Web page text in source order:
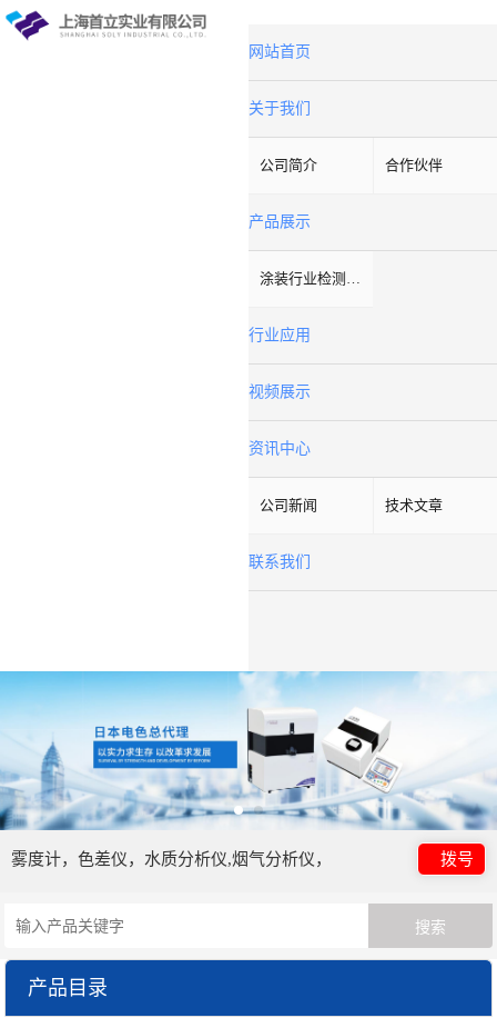
网站首页
关于我们
公司简介 合作伙伴
产品展示
涂装行业检测设备
行业应用
视频展示
资讯中心
公司新闻 技术文章
联系我们
雾度计，色差仪，水质分析仪,烟气分析仪， 拨号
产品目录